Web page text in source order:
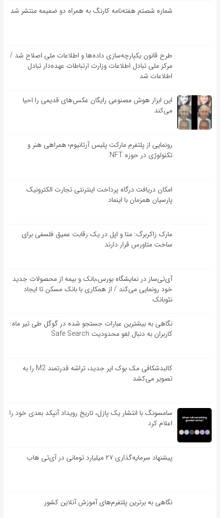
شماره شصتم هفته‌نامه کارنگ به همراه دو ضمیمه منتشر شد
طرح قانون یکپارچه‌سازی داده‌ها و اطلاعات ملی اصلاح شد /
مرکز ملی تبادل اطلاعات وزارت ارتباطات عهده‌دار تبادل
اطلاعات شد
این ابزار هوش مصنوعی رایگان عکس‌های قدیمی را احیا
می‌کند
رونمایی از پلتفرم مارکت پلیس آرتانیوم؛ همراهی هنر و
تکنولوژی در حوزه NFT
امکان دریافت درگاه پرداخت اینترنتی تجارت الکترونیک
پارسیان همزمان با اینماد
مارک زاکربرگ: متا و اپل در یک رقابت عمیق فلسفی برای
ساخت متاورس قرار دارند
آی‌تی‌ساز در نمایشگاه بورس،بانک و بیمه از محصولات جدید
خود رونمایی می‌کند / از همکاری با بانک مسکن تا ایجاد
نئوبانک
نگاهی به بیشترین عبارات جستجو شده در گوگل طی تیر ماه:
کاربران به دنبال لغو محدودیت Safe Search
کالبدشکافی مک بوک ایر جدید، تراشه قدرتمند M2 را به
تصویر می‌کشد
سامسونگ با انتشار یک پازل، تاریخ رویداد آنپکد بعدی خود را
اعلام کرد
پیشنهاد سرمایه‌گذاری ۲۷ میلیارد تومانی در آی‌تی هاب
نگاهی به برترین پلتفرم‌های آموزش آنلاین کشور